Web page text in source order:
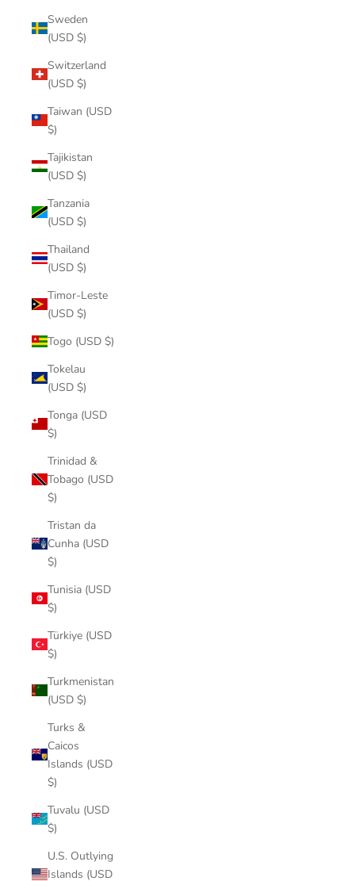
Sweden
(USD $)
Switzerland
(USD $)
Taiwan (USD
$)
Tajikistan
(USD $)
Tanzania
(USD $)
Thailand
(USD $)
Timor-Leste
(USD $)
Togo (USD $)
Tokelau
(USD $)
Tonga (USD
$)
Trinidad &
Tobago (USD
$)
Tristan da
Cunha (USD
$)
Tunisia (USD
$)
Türkiye (USD
$)
Turkmenistan
(USD $)
Turks &
Caicos
Islands (USD
$)
Tuvalu (USD
$)
U.S. Outlying
Islands (USD